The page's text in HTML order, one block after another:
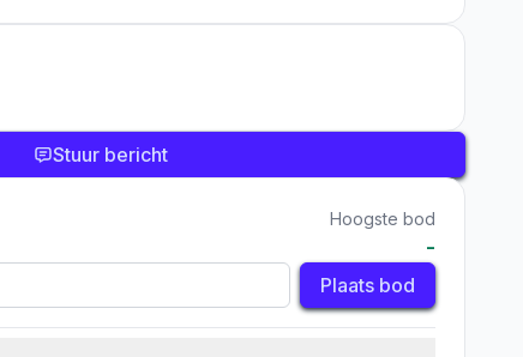
Stuur bericht
Hoogste bod
-
Plaats bod